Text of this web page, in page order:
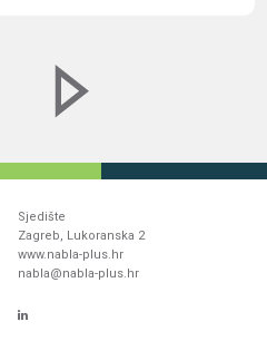
Sjedište
Zagreb, Lukoranska 2
www.nabla-plus.hr
nabla@nabla-plus.hr